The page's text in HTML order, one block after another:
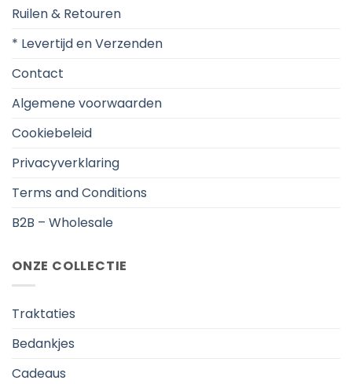
Ruilen & Retouren
* Levertijd en Verzenden
Contact
Algemene voorwaarden
Cookiebeleid
Privacyverklaring
Terms and Conditions
B2B – Wholesale
ONZE COLLECTIE
Traktaties
Bedankjes
Cadeaus